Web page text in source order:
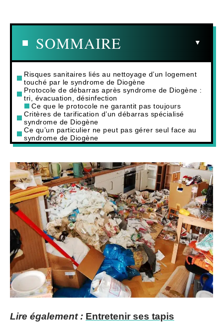
SOMMAIRE
Risques sanitaires liés au nettoyage d’un logement
touché par le syndrome de Diogène
Protocole de débarras après syndrome de Diogène :
tri, évacuation, désinfection
Ce que le protocole ne garantit pas toujours
Critères de tarification d’un débarras spécialisé
syndrome de Diogène
Ce qu’un particulier ne peut pas gérer seul face au
syndrome de Diogène
Lire également : Entretenir ses tapis